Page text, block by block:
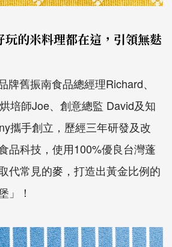
的米料理都在這，引領無麩
牌舊振南食品總經理Richard、
培師Joe、創意總監 David及知
攜手創立，歷經三年研發及改
品科技，使用100%優良台灣蓬
代常見的麥，打造出黃金比例的
」！